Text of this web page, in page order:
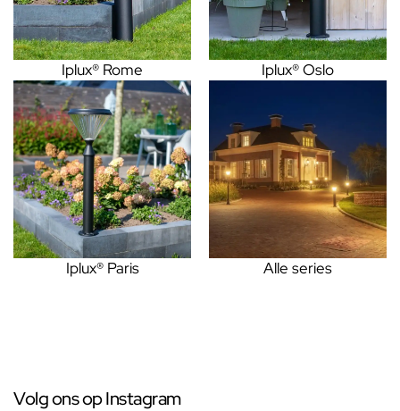
Iplux® Rome Iplux® Oslo
Iplux® Paris Alle series
Volg ons op Instagram